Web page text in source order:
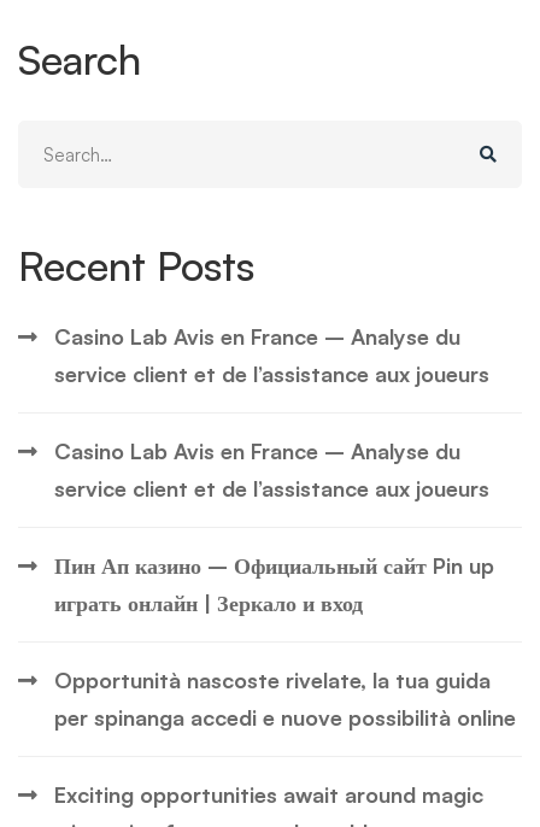
Search
Recent Posts
Casino Lab Avis en France – Analyse du
service client et de l’assistance aux joueurs
Casino Lab Avis en France – Analyse du
service client et de l’assistance aux joueurs
Пин Ап казино – Официальный сайт Pin up
играть онлайн | Зеркало и вход
Opportunità nascoste rivelate, la tua guida
per spinanga accedi e nuove possibilità online
Exciting opportunities await around magic